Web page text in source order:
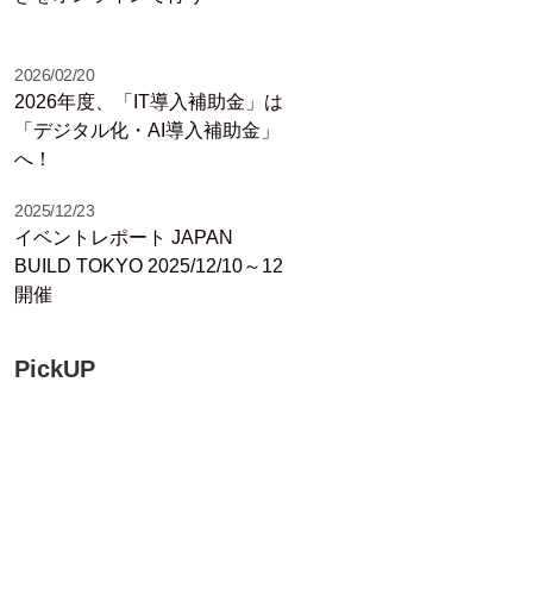
2026/02/20
2026年度、「IT導入補助金」は
「デジタル化・AI導入補助金」
へ！
2025/12/23
イベントレポート JAPAN
BUILD TOKYO 2025/12/10～12
開催
PickUP